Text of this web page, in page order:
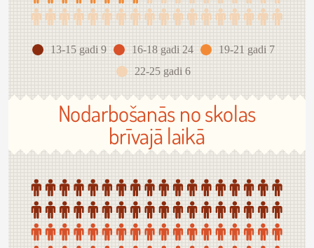
13-15 gadi 9 16-18 gadi 24
19-21 gadi 7
22-25 gadi 6
Nodarbošanās no skolas
brīvajā laikā